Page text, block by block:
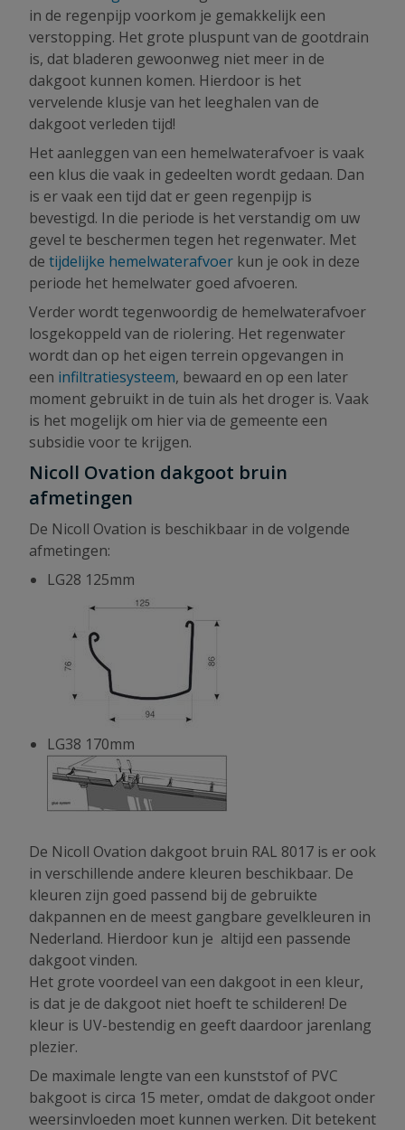
in de regenpijp voorkom je gemakkelijk een
verstopping. Het grote pluspunt van de gootdrain
is, dat bladeren gewoonweg niet meer in de
dakgoot kunnen komen. Hierdoor is het
vervelende klusje van het leeghalen van de
dakgoot verleden tijd!
Het aanleggen van een hemelwaterafvoer is vaak
een klus die vaak in gedeelten wordt gedaan. Dan
is er vaak een tijd dat er geen regenpijp is
bevestigd. In die periode is het verstandig om uw
gevel te beschermen tegen het regenwater. Met
de tijdelijke hemelwaterafvoer kun je ook in deze
periode het hemelwater goed afvoeren.
Verder wordt tegenwoordig de hemelwaterafvoer
losgekoppeld van de riolering. Het regenwater
wordt dan op het eigen terrein opgevangen in
een infiltratiesysteem, bewaard en op een later
moment gebruikt in de tuin als het droger is. Vaak
is het mogelijk om hier via de gemeente een
subsidie voor te krijgen.
Nicoll Ovation dakgoot bruin
afmetingen
De Nicoll Ovation is beschikbaar in de volgende
afmetingen:
LG28 125mm
LG38 170mm
De Nicoll Ovation dakgoot bruin RAL 8017 is er ook
in verschillende andere kleuren beschikbaar. De
kleuren zijn goed passend bij de gebruikte
dakpannen en de meest gangbare gevelkleuren in
Nederland. Hierdoor kun je altijd een passende
dakgoot vinden.
Het grote voordeel van een dakgoot in een kleur,
is dat je de dakgoot niet hoeft te schilderen! De
kleur is UV-bestendig en geeft daardoor jarenlang
plezier.
De maximale lengte van een kunststof of PVC
bakgoot is circa 15 meter, omdat de dakgoot onder
weersinvloeden moet kunnen werken. Dit betekent